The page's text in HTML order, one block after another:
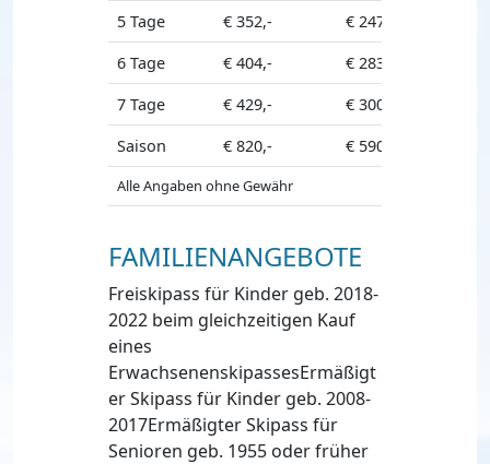
5 Tage
€ 352,- € 247,-
6 Tage
€ 404,- € 283,-
7 Tage
€ 429,- € 300,-
Saison
€ 820,- € 590,-
Alle Angaben ohne Gewähr
FAMILIENANGEBOTE
Freiskipass für Kinder geb. 2018-
2022 beim gleichzeitigen Kauf
eines
ErwachsenenskipassesErmäßigt
er Skipass für Kinder geb. 2008-
2017Ermäßigter Skipass für
Senioren geb. 1955 oder früher